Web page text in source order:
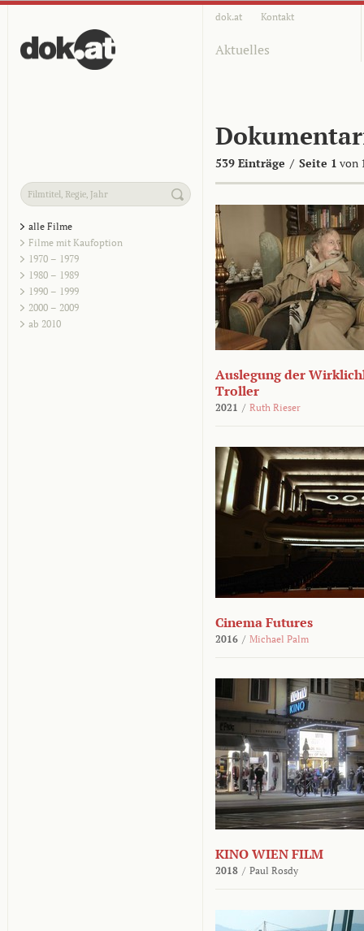
dok.at Kontakt
Aktuelles
539 Einträge / Seite 1 von
alle Filme
Filme mit Kaufoption
1970 – 1979
1980 – 1989
1990 – 1999
2000 – 2009
ab 2010
Auslegung der
Troller
2021 / Ruth Rieser
Cinema Futures
2016 / Michael Palm
KINO WIEN FILM
2018 / Paul Rosdy